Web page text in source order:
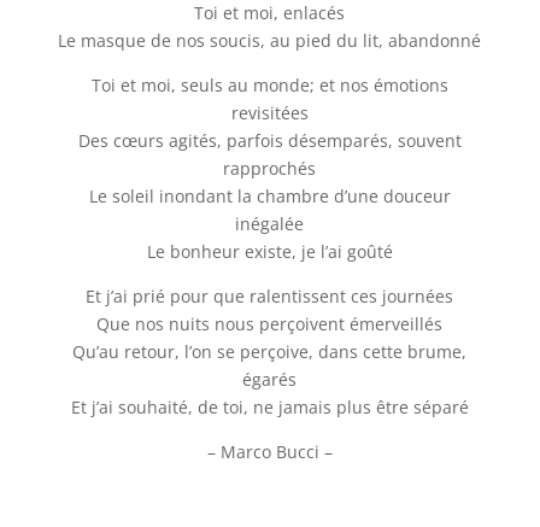
Toi et moi, enlacés
Le masque de nos soucis, au pied du lit, abandonné
Toi et moi, seuls au monde; et nos émotions
revisitées
Des cœurs agités, parfois désemparés, souvent
rapprochés
Le soleil inondant la chambre d’une douceur
inégalée
Le bonheur existe, je l’ai goûté
Et j’ai prié pour que ralentissent ces journées
Que nos nuits nous perçoivent émerveillés
Qu’au retour, l’on se perçoive, dans cette brume,
égarés
Et j’ai souhaité, de toi, ne jamais plus être séparé
– Marco Bucci –